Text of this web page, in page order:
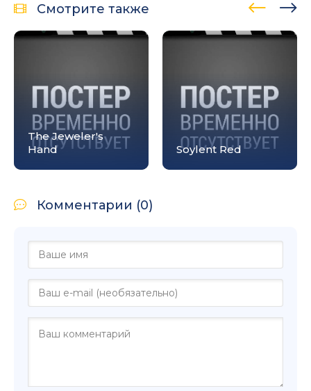
Смотрите также
The Jeweler's
Hand
Soylent Red
Комментарии (0)